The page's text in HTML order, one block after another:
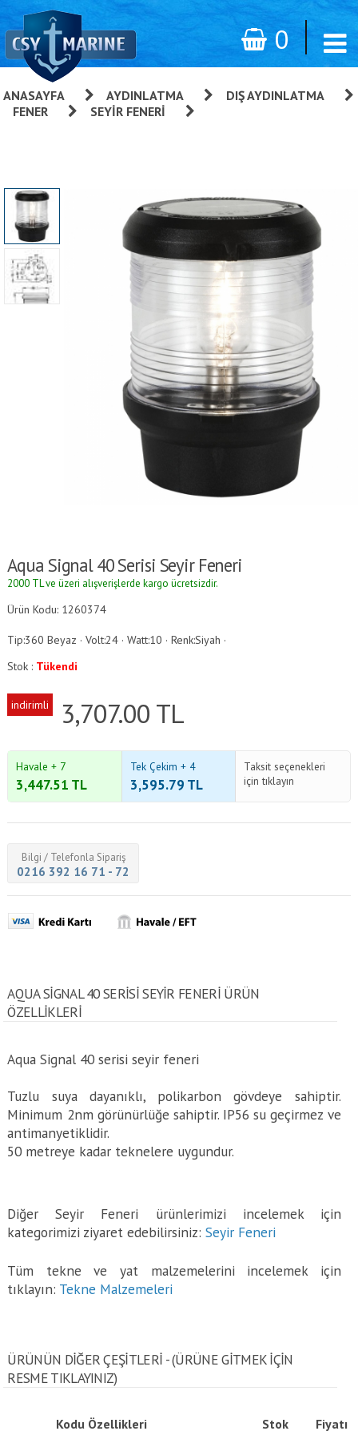
0
ANASAYFA »AYDINLATMA
DIŞ AYDINLATMA
FENER SEYIR FENERI
Aqua Signal 40 Serisi Seyir Feneri
2000 TL ve üzeri alışverişlerde kargo ücretsizdir.
Ürün Kodu: 1260374
Tip:360 Beyaz · Volt:24 · Watt:10 · Renk:Siyah ·
Stok : Tükendi
indirimli 3,707.00 TL
Havale + 7
3,447.51 TL
Tek Çekim + 4
3,595.79 TL
Taksit seçenekleri
için tıklayın
Bilgi / Telefonla Sipariş
0216 392 16 71 - 72
AQUA SIGNAL 40 SERISI SEYIR FENERI ÜRÜN
ÖZELLİKLERİ
Aqua Signal 40 serisi seyir feneri
Tuzlu suya dayanıklı, polikarbon gövdeye sahiptir.
Minimum 2nm görünürlüğe sahiptir. IP56 su geçirmez ve
antimanyetiklidir.
50 metreye kadar teknelere uygundur.
Diğer Seyir Feneri ürünlerimizi incelemek için
kategorimizi ziyaret edebilirsiniz:Seyir Feneri
Tüm tekne ve yat malzemelerini incelemek için
tıklayın: Tekne Malzemeleri
ÜRÜNÜN DİĞER ÇEŞİTLERİ - (ÜRÜNE GITMEK IÇIN
RESME TIKLAYINIZ)
Kodu Özellikleri Stok Fiyatı